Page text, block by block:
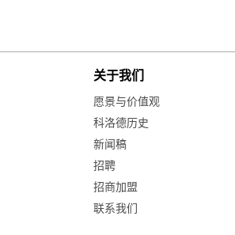
关于我们
愿景与价值观
科洛德历史
新闻稿
招聘
招商加盟
联系我们